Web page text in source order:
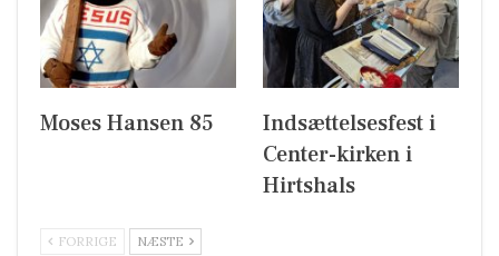
Moses Hansen 85
Indsættelsesfest i
Center-kirken i
Hirtshals
FORRIGE NÆSTE